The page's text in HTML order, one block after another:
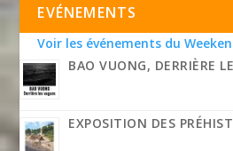
EVÉNEMENTS
Voir les événements du
BAO VUONG, DERRIÈRE
EXPOSITION DES